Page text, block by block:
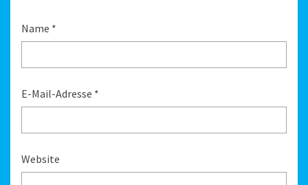
Name *
E-Mail-Adresse *
Website